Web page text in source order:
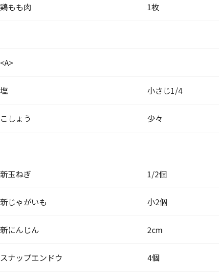
鶏もも肉 1枚
<A>
塩 小さじ1/4
こしょう 少々
新玉ねぎ 1/2個
新じゃがいも 小2個
新にんじん 2cm
スナップエンドウ 4個